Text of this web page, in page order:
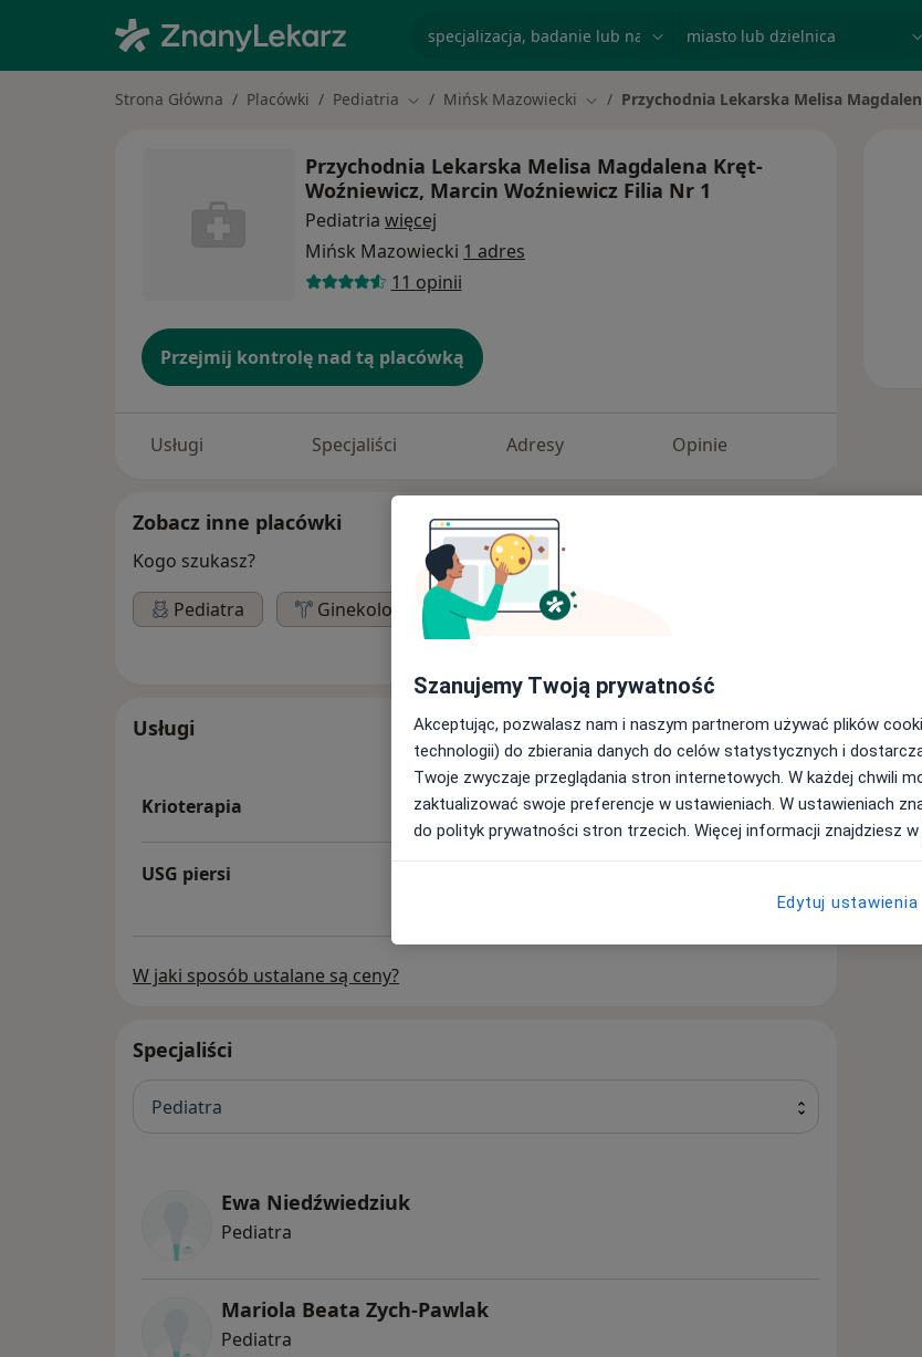
Strona Główna Placówki Pediatria Zmień miasto
Mińsk Mazowiecki Zmień miasto
Przychodnia Lekarska Melisa
Przychodnia Lekarska Melisa Magdalena Kręt-
Woźniewicz, Marcin Woźniewicz Filia Nr 1
Pediatria więcej
Mińsk Mazowiecki 1 adres
11 opinii
Przejmij kontrolę nad tą placówką
Usługi Specjaliści Adresy Opinie
Zobacz inne placówki
Kogo szukasz?
Pediatra
Ginekolog Chirurg
Usługi
Krioterapia
USG piersi
W jaki sposób ustalane są ceny?
Specjaliści
Pediatra
Ewa Niedźwiedziuk
Pediatra
Mariola Beata Zych-Pawlak
Pediatra
Szanujemy Twoją prywatność
Akceptując, pozwalasz nam i naszym partnerom używać plików
technologii) do zbierania danych do celów statystycznych i
Twoje zwyczaje przeglądania stron internetowych. W każdej chwili
zaktualizować swoje preferencje w ustawieniach. W ustawieniach
do polityk prywatności stron trzecich. Więcej informacji znajdziesz w
Edytuj ustawienia